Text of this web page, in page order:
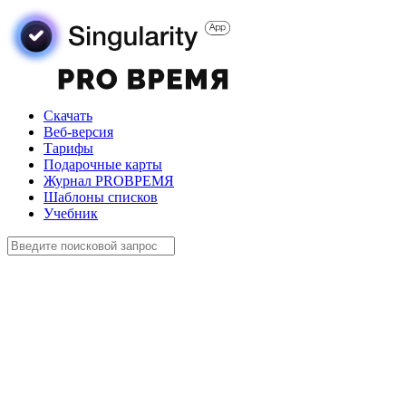
Скачать
Веб-версия
Тарифы
Подарочные карты
Журнал PROВРЕМЯ
Шаблоны списков
Учебник